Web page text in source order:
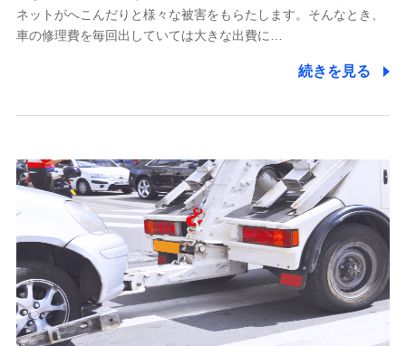
5.通話録音にて取得する情報
7.社員（従業者）の個人情報
人事･勤怠･健康・労務等の管理、給与支給、福利厚生・採用
退職関連処理等の各種手続きのため、当社と従業員または従
業員同士の連絡のため
8.取引先個人情報
取引先としての選定業務、営業情報の提供業務、契約締結手
続き業務、取引管理業務、およびこれらに準ずる業務の遂行
のため
ネットがへこんだりと様々な被害をもらたします。そんなとき、
車の修理費を毎回出していては大きな出費に…
続きを見る